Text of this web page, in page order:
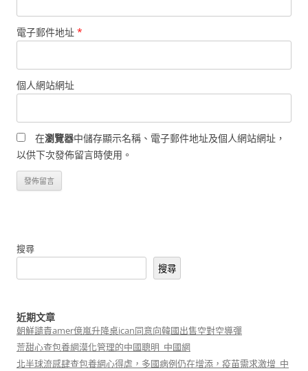
電子郵件地址 *
個人網站網址
在瀏覽器中儲存顯示名稱、電子郵件地址及個人網站網址，
以供下次發佈留言時使用。
搜尋
搜尋
近期文章
朝鮮譴責amer億嵐升降桌ican同意向韓國出售空對空導彈
荒甜心查包養網漠化管理的中國聰明_中國網
北半球流感肆查包養網心得虐，多國病例仍在增添，疫苗需求激增_中